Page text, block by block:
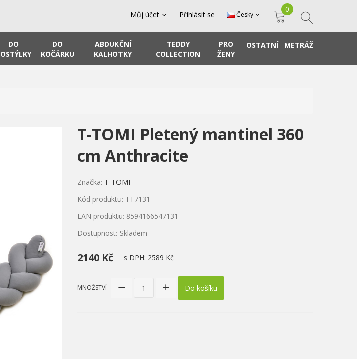
Můj účet Přihlásit se Česky
0
DO
DO
KOČÁRKU
ABDUKČNÍ
KALHOTKY
TEDDY
COLLECTION
PRO
ŽENY
OSTATNÍ METRÁŽ
T-TOMI Pletený mantinel 360
cm Anthracite
Značka: T-TOMI
Kód produktu: TT7131
EAN produktu: 8594166547131
Dostupnost: Skladem
2140 Kč s DPH: 2589 Kč
MNOŽSTVÍ Do košíku